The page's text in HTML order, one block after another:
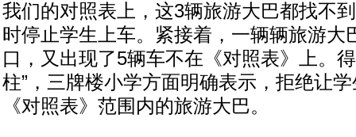
我们的对照表上，这3辆旅游大巴都找不
时停止学生上车。紧接着，一辆辆旅游大
口，又出现了5辆车不在《对照表》上。
柱”，三牌楼小学方面明确表示，拒绝让
《对照表》范围内的旅游大巴。